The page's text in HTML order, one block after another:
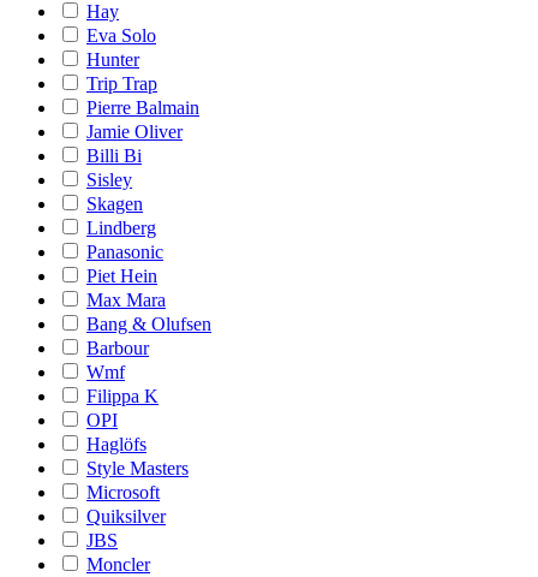
Hay
Eva Solo
Hunter
Trip Trap
Pierre Balmain
Jamie Oliver
Billi Bi
Sisley
Skagen
Lindberg
Panasonic
Piet Hein
Max Mara
Bang & Olufsen
Barbour
Wmf
Filippa K
OPI
Haglöfs
Style Masters
Microsoft
Quiksilver
JBS
Moncler